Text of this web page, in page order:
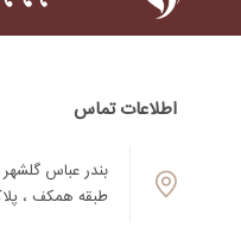
اطلاعات تماس
بندر عباس
طبقه همکف ،